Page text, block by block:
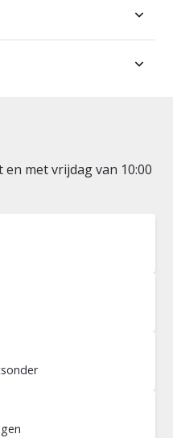
met vrijdag van 10:00